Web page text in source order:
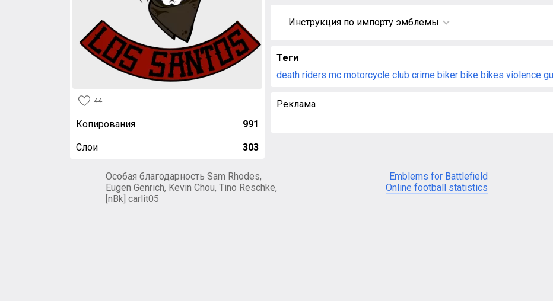
44
Копирования 991
Слои 303
Инструкция по импорту эмблемы
Теги
death riders mc motorcycle club crime biker bike bikes violence
Реклама
Особая благодарность Sam Rhodes,
Eugen Genrich, Kevin Chou, Tino Reschke,
[nBk] carlit05
Emblems for Battlefield
Online football statistics